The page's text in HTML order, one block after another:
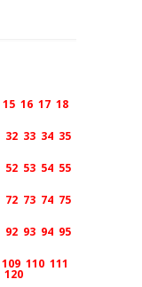
15 16 17 18
32 33 34 35
52 53 54 55
72 73 74 75
92 93 94 95
109 110 111
120